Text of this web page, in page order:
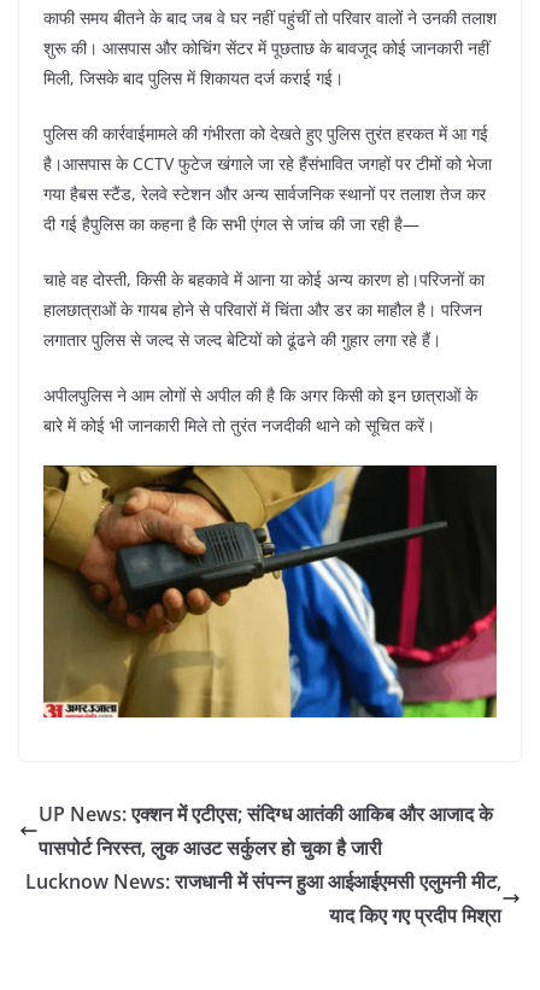
काफी समय बीतने के बाद जब वे घर नहीं पहुंचीं तो परिवार वालों ने उनकी तलाश
शुरू की। आसपास और कोचिंग सेंटर में पूछताछ के बावजूद कोई जानकारी नहीं
मिली, जिसके बाद पुलिस में शिकायत दर्ज कराई गई।
पुलिस की कार्रवाईमामले की गंभीरता को देखते हुए पुलिस तुरंत हरकत में आ गई
है।आसपास के CCTV फुटेज खंगाले जा रहे हैंसंभावित जगहों पर टीमों को भेजा
गया हैबस स्टैंड, रेलवे स्टेशन और अन्य सार्वजनिक स्थानों पर तलाश तेज कर
दी गई हैपुलिस का कहना है कि सभी एंगल से जांच की जा रही है—
चाहे वह दोस्ती, किसी के बहकावे में आना या कोई अन्य कारण हो।परिजनों का
हालछात्राओं के गायब होने से परिवारों में चिंता और डर का माहौल है। परिजन
लगातार पुलिस से जल्द से जल्द बेटियों को ढूंढने की गुहार लगा रहे हैं।
अपीलपुलिस ने आम लोगों से अपील की है कि अगर किसी को इन छात्राओं के
बारे में कोई भी जानकारी मिले तो तुरंत नजदीकी थाने को सूचित करें।
UP News: एक्शन में एटीएस; संदिग्ध आतंकी आकिब और आजाद के
पासपोर्ट निरस्त, लुक आउट सर्कुलर हो चुका है जारी
Lucknow News: राजधानी में संपन्न हुआ आईआईएमसी एलुमनी मीट,
याद किए गए प्रदीप मिश्रा